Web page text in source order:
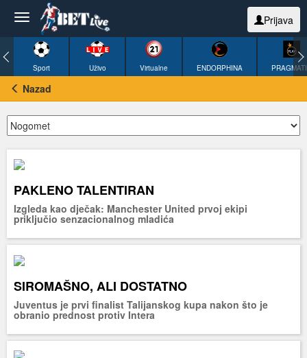
Prijava
Sport Uživo Virtualne ENDORPHINA
Nazad
PAKLENO TALENTIRAN
Izgleda kao dječak: Manchester United prvoj ekipi
priključio senzacionalnog mladića
SIROMAŠNO, ALI DOSTATNO
Juventus je prvi finalist Talijanskog kupa nakon što je
obranio prednost protiv Intera